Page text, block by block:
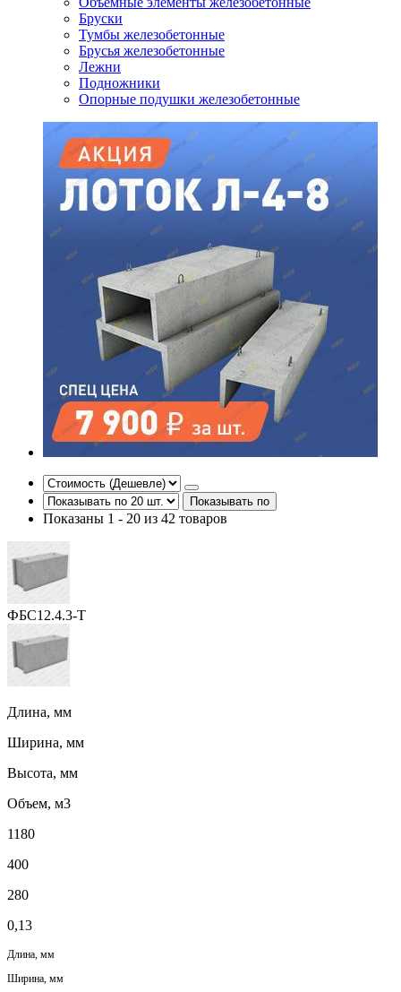
Бруски
Тумбы железобетонные
Брусья железобетонные
Лежни
Подножники
Опорные подушки железобетонные
Показывать по
Показаны 1 - 20 из 42 товаров
ФБС12.4.3-Т
Длина, мм
Ширина, мм
Высота, мм
Объем, м3
1180
400
280
0,13
Длина, мм
Ширина, мм